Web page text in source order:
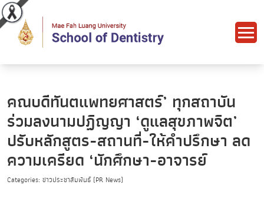
คณบดีทันตแพทยศาสตร์’ ทุกสถาบัน
ร่วมลงนามปฏิญญา ‘ดูแลสุขภาพจิต’
ปรับหลักสูตร-สถานที่-ให้คำปรึกษา ลด
ความเครียด ‘นักศึกษา-อาจารย์
Categories: ข่าวประชาสัมพันธ์ (PR News)